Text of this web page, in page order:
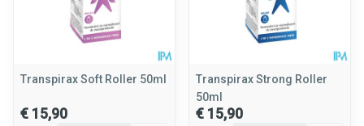
Transpirax Soft Roller 50ml
€ 15,90
Transpirax Strong Roller
50ml
€ 15,90